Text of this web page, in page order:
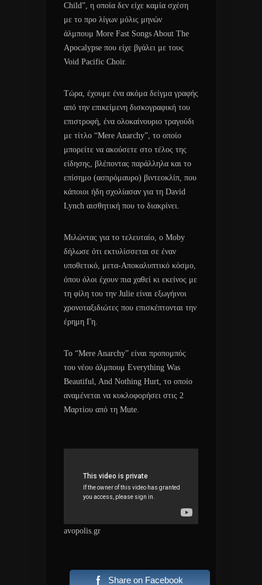
Child”, η οποία δεν είχε καμία σχέση
με το προ λίγων μόλις μηνών
άλμπουμ More Fast Songs About The
Apocalypse που είχε βγάλει με τους
Void Pacific Choir.
Τώρα, έχουμε ένα ακόμα δείγμα γραφής
από την επικείμενη δισκογραφική του
επιστροφή, ένα ολοκαίνουριο τραγούδι
με τίτλο “Mere Anarchy”, το οποίο
μπορείτε να ακούσετε στο τέλος της
είδησης, βλέποντας παράλληλα και το
επίσημο (ασπρόμαυρο) βιντεοκλίπ, που
κάποιοι ήδη σχολίασαν για τη David
Lynch αισθητική που το διακρίνει.
Μιλώντας για το τελευταίο, ο Moby
δήλωσε ότι εκτυλίσσεται σε έναν
υποθετικό, μετα-Αποκαλυπτικό κόσμο,
όπου όλοι έχουν πια χαθεί κι εκείνος με
τη φίλη του την Julie είναι εξωγήινοι
χρονοταξιδιώτες που επισκέπτονται την
έρημη Γη.
Το “Mere Anarchy” είναι προπομπός
του νέου άλμπουμ Everything Was
Beautiful, And Nothing Hurt, το οποίο
αναμένεται να κυκλοφορήσει στις 2
Μαρτίου από τη Mute.
avopolis.gr
Share on Facebook